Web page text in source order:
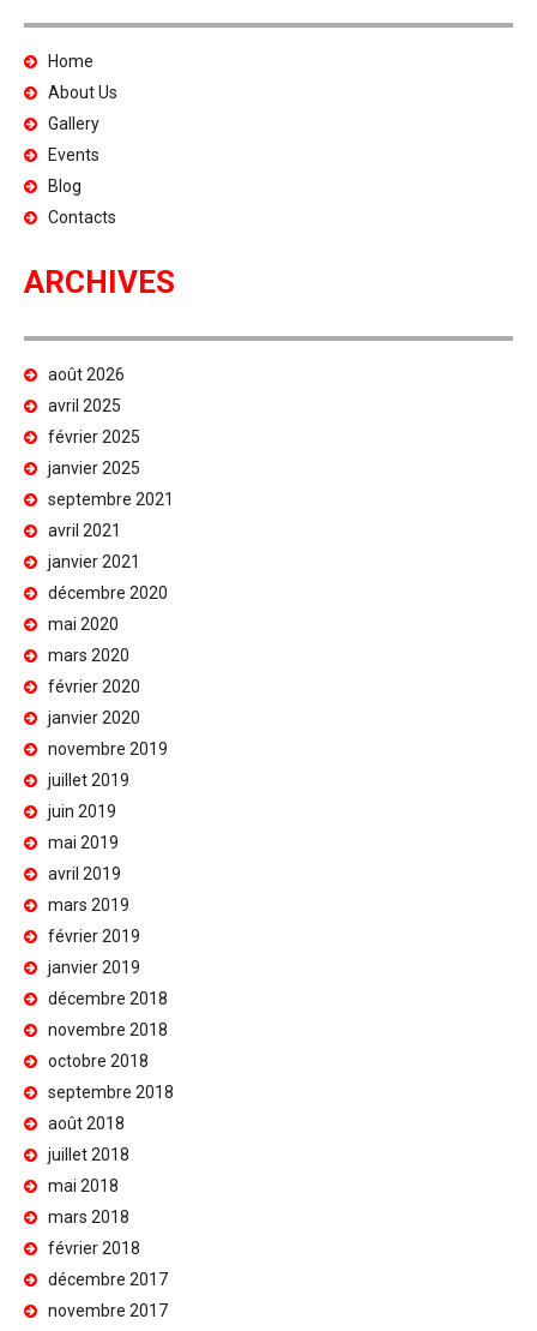
Home
About Us
Gallery
Events
Blog
Contacts
ARCHIVES
août 2026
avril 2025
février 2025
janvier 2025
septembre 2021
avril 2021
janvier 2021
décembre 2020
mai 2020
mars 2020
février 2020
janvier 2020
novembre 2019
juillet 2019
juin 2019
mai 2019
avril 2019
mars 2019
février 2019
janvier 2019
décembre 2018
novembre 2018
octobre 2018
septembre 2018
août 2018
juillet 2018
mai 2018
mars 2018
février 2018
décembre 2017
novembre 2017